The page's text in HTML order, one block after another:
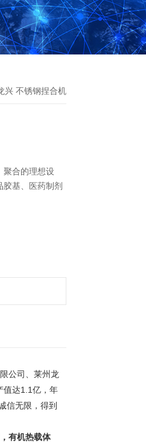
兴 不锈钢捏合机
聚合的理想设
基、医药制剂
桨速使得混炼的
公司、莱州龙
值达1.1亿，年
信无限，得到
有机热载体